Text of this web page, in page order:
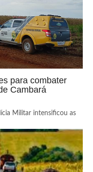
para combater
Cambará
Militar intensificou as